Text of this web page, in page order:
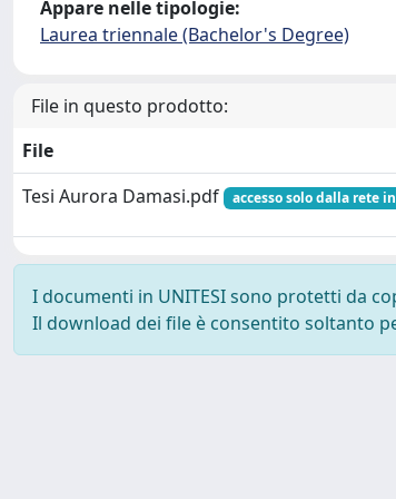
Appare nelle tipologie:
Laurea triennale (Bachelor's Degree)
File in questo prodotto:
File
Tesi Aurora Damasi.pdf
accesso solo dalla rete
I documenti in UNITESI sono protetti da
Il download dei file è consentito soltanto